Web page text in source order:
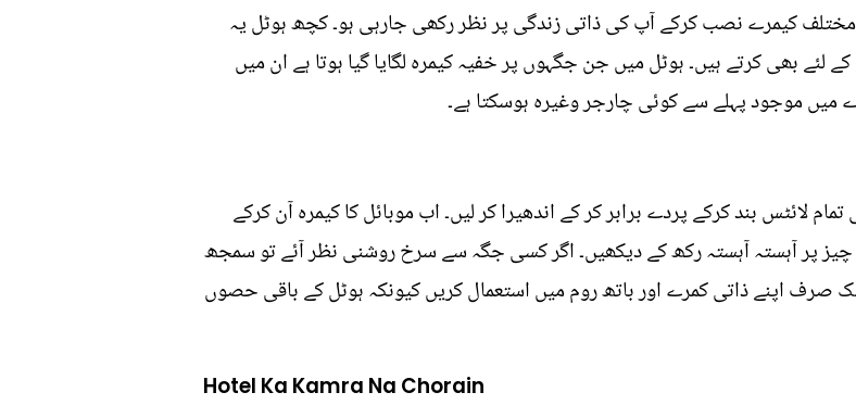
کیمرے نصب کرکے آپ کی ذاتی زندگی پر نظر رکھی جارہی ہو۔ کچھ ہوٹل یہ
بھی کرتے ہیں۔ ہوٹل میں جن جگہوں پر خفیہ کیمرہ لگایا گیا ہوتا ہے ان میں
میں موجود پہلے سے کوئی چارجر وغیرہ ہوسکتا ہے۔
لائٹس بند کرکے پردے برابر کر کے اندھیرا کر لیں۔ اب موبائل کا کیمرہ آن کرکے
چیز پر آہستہ آہستہ رکھ کے دیکھیں۔ اگر کسی جگہ سے سرخ روشنی نظر آئے تو سمجھ
صرف اپنے ذاتی کمرے اور باتھ روم میں استعمال کریں کیونکہ ہوٹل کے باقی حصوں
Hotel Ka Kamra Na Chorain